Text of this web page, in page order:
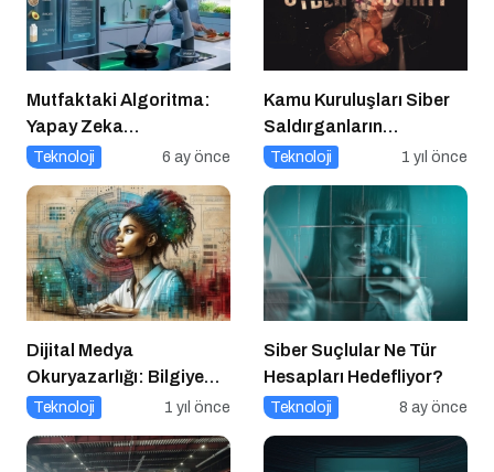
Mutfaktaki Algoritma:
Yapay Zeka
Gastronomiyi Nasıl
Teknoloji 6 ay önce
Kamu Kuruluşları Siber
Saldırganların
Hedefinde
Teknoloji 1 yıl önce
Dijital Medya
Okuryazarlığı: Bilgiye
Erişimde Sorumluluk ve
Teknoloji 1 yıl önce
Siber Suçlular Ne Tür
Hesapları Hedefliyor?
Teknoloji 8 ay önce